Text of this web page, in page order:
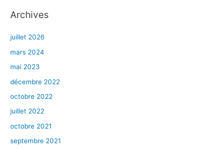
Archives
juillet 2026
mars 2024
mai 2023
décembre 2022
octobre 2022
juillet 2022
octobre 2021
septembre 2021